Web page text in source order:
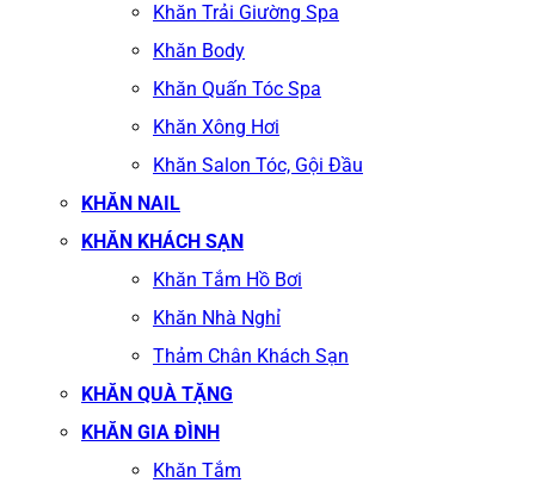
Khăn Trải Giường Spa
Khăn Body
Khăn Quấn Tóc Spa
Khăn Xông Hơi
Khăn Salon Tóc, Gội Đầu
KHĂN NAIL
KHĂN KHÁCH SẠN
Khăn Tắm Hồ Bơi
Khăn Nhà Nghỉ
Thảm Chân Khách Sạn
KHĂN QUÀ TẶNG
KHĂN GIA ĐÌNH
Khăn Tắm